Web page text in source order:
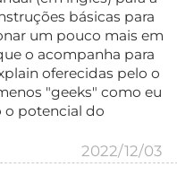
básicas para
um pouco mais em
o acompanha para
oferecidas pelo o
"geeks" como eu
potencial do
2022/12/03